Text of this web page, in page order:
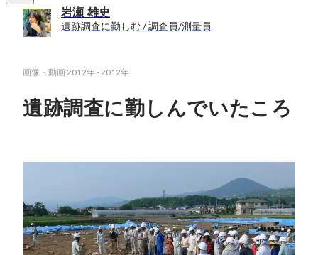
岩瀬 雄史
遺跡調査に勤しむ / 調査員/測量員
画像・動画2012年-2012年
遺跡調査に勤しんでいたころ